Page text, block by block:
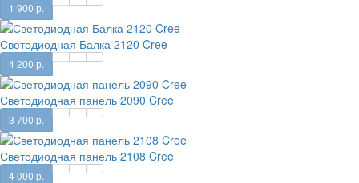
1 900 р.
Светодиодная Балка 2120 Cree
4 200 р.
Светодиодная панель 2090 Cree
3 700 р.
Светодиодная панель 2108 Cree
4 000 р.